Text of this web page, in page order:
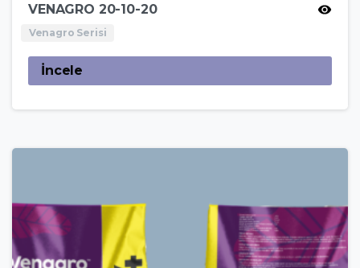
VENAGRO 20-10-20
Venagro Serisi
İncele